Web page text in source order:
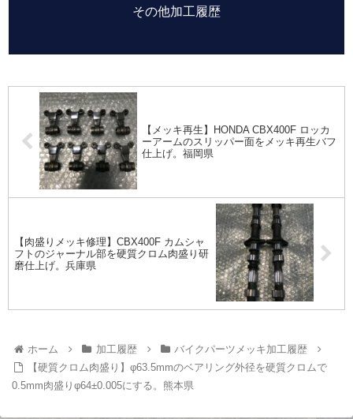
その他加工履歴
【メッキ再生】HONDA CBX400F ロッカ
ーアームのスリッパー面をメッキ再生バフ
仕上げ。福岡県
【肉盛りメッキ修理】CBX400F カムシャ
フトのジャーナル部を硬質クロム肉盛り研
磨仕上げ。兵庫県
ホーム 加工履歴
バイクパーツメッキ加工履歴
【硬質クロム肉盛り】φ63.5mmのベアリング外径を硬質クロムで
0.5mm肉盛りφ64±0.005にする。熊本県